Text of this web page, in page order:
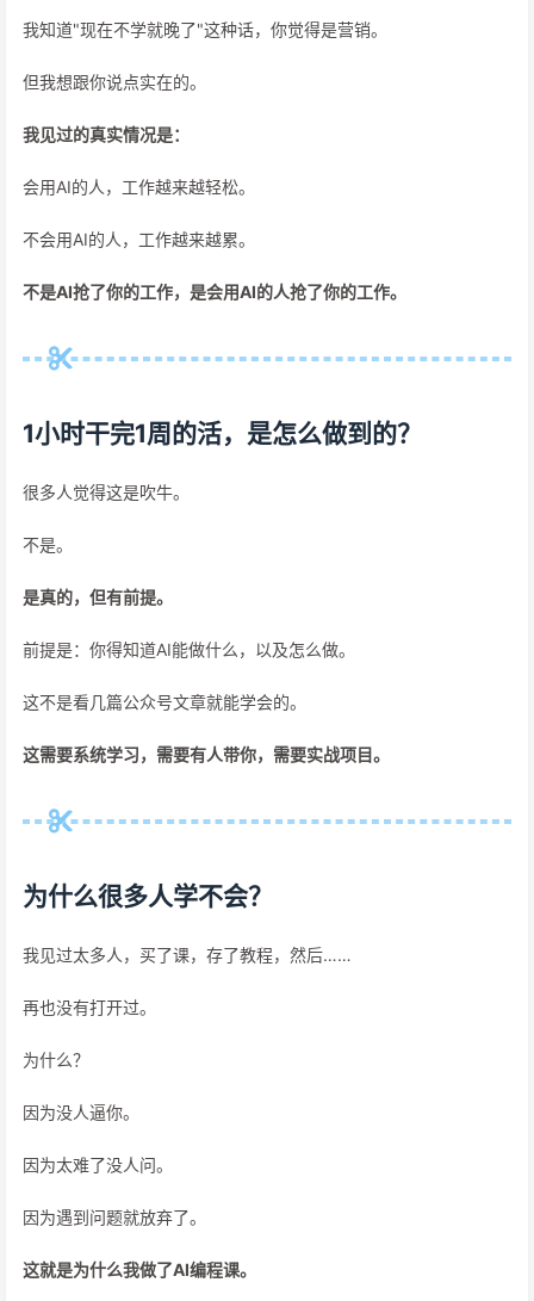
我知道"现在不学就晚了"这种话，你觉得是营销。
但我想跟你说点实在的。
我见过的真实情况是：
会用AI的人，工作越来越轻松。
不会用AI的人，工作越来越累。
不是AI抢了你的工作，是会用AI的人抢了你的工作。
1小时干完1周的活，是怎么做到的？
很多人觉得这是吹牛。
不是。
是真的，但有前提。
前提是：你得知道AI能做什么，以及怎么做。
这不是看几篇公众号文章就能学会的。
这需要系统学习，需要有人带你，需要实战项目。
为什么很多人学不会？
我见过太多人，买了课，存了教程，然后……
再也没有打开过。
为什么？
因为没人逼你。
因为太难了没人问。
因为遇到问题就放弃了。
这就是为什么我做了AI编程课。